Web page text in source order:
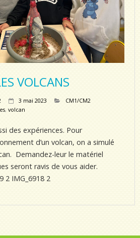
VOLCANS
3 mai 2023
CM1/CM2
, volcan
des expériences. Pour
d’un volcan, on a simulé
Demandez-leur le matériel
seront ravis de vous aider.
2 IMG_6918 2